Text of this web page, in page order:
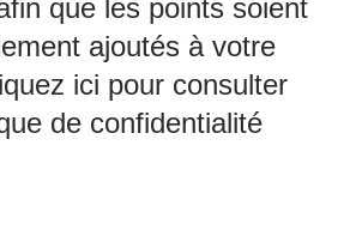
que les points soient
ajoutés à votre
ici pour consulter
de confidentialité